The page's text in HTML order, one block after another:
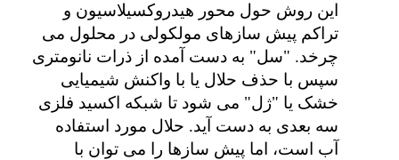
این روش حول محور هیدروکسیلاسیون و
تراکم پیش سازهای مولکولی در محلول می
چرخد. "سل" به دست آمده از ذرات نانومتری
سپس با حذف حلال یا با واکنش شیمیایی
خشک یا "ژل" می شود تا شبکه اکسید فلزی
سه بعدی به دست آید. حلال مورد استفاده
آب است، اما پیش سازها را می توان با